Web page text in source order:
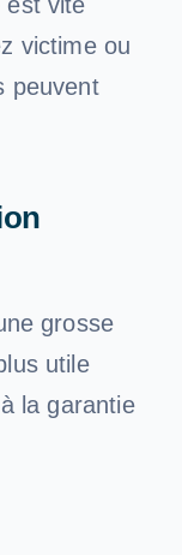
victime ou
peuvent
grosse
utile
la garantie